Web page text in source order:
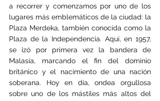
a recorrer y comenzamos por uno de los
lugares más emblemáticos de la ciudad: la
Plaza Merdeka, también conocida como la
Plaza de la Independencia. Aquí, en 1957,
se izó por primera vez la bandera de
Malasia, marcando el fin del dominio
británico y el nacimiento de una nación
soberana. Hoy en día, ondea orgullosa
sobre uno de los mástiles más altos del